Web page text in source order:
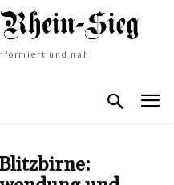
und nah